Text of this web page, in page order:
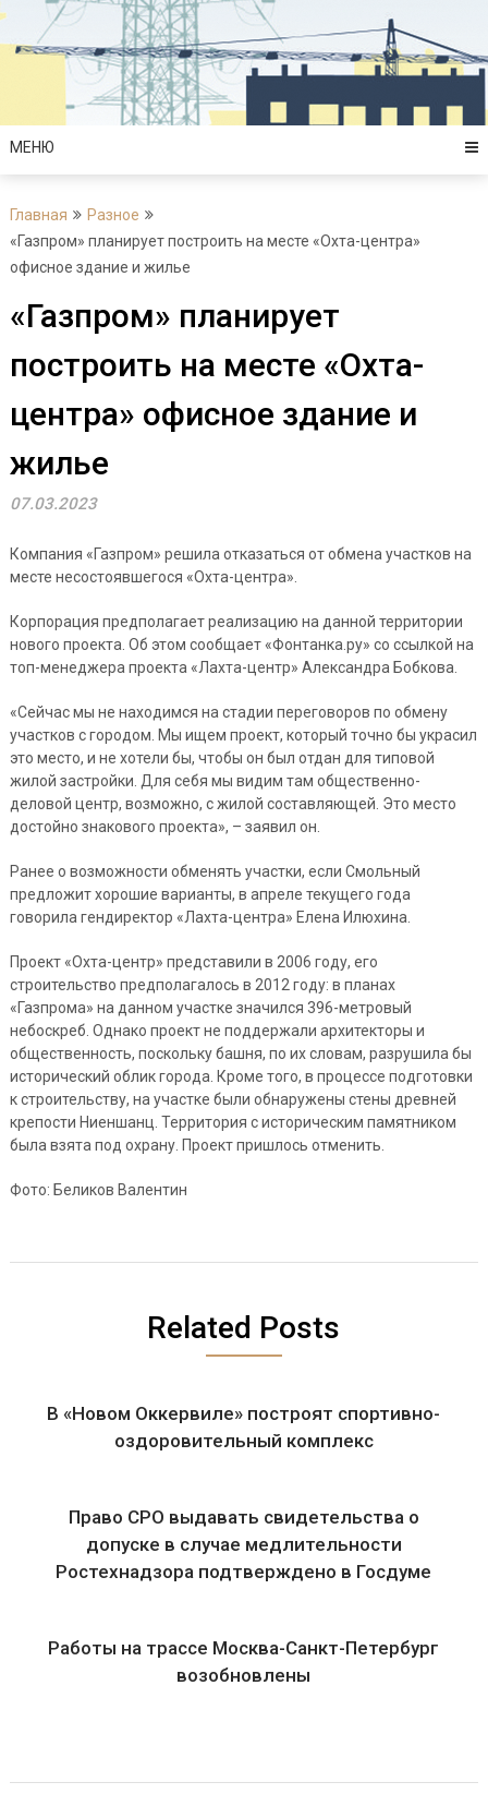
Перейти
содержимому
МЕНЮ
Главная
Разное
«Газпром» планирует построить на месте «Охта-центра»
офисное здание и жилье
«Газпром» планирует
построить на месте «Охта-
центра» офисное здание и
жилье
07.03.2023
Компания «Газпром» решила отказаться от обмена участков на
месте несостоявшегося «Охта-центра».
Корпорация предполагает реализацию на данной территории
нового проекта. Об этом сообщает «Фонтанка.ру» со ссылкой на
топ-менеджера проекта «Лахта-центр» Александра Бобкова.
«Сейчас мы не находимся на стадии переговоров по обмену
участков с городом. Мы ищем проект, который точно бы украсил
это место, и не хотели бы, чтобы он был отдан для типовой
жилой застройки. Для себя мы видим там общественно-
деловой центр, возможно, с жилой составляющей. Это место
достойно знакового проекта», – заявил он.
Ранее о возможности обменять участки, если Смольный
предложит хорошие варианты, в апреле текущего года
говорила гендиректор «Лахта-центра» Елена Илюхина.
Проект «Охта-центр» представили в 2006 году, его
строительство предполагалось в 2012 году: в планах
«Газпрома» на данном участке значился 396-метровый
небоскреб. Однако проект не поддержали архитекторы и
общественность, поскольку башня, по их словам, разрушила бы
исторический облик города. Кроме того, в процессе подготовки
к строительству, на участке были обнаружены стены древней
крепости Ниеншанц. Территория с историческим памятником
была взята под охрану. Проект пришлось отменить.
Фото: Беликов Валентин
Related Posts
В «Новом Оккервиле» построят спортивно-
оздоровительный комплекс
Право СРО выдавать свидетельства о
допуске в случае медлительности
Ростехнадзора подтверждено в Госдуме
Работы на трассе Москва-Санкт-Петербург
возобновлены